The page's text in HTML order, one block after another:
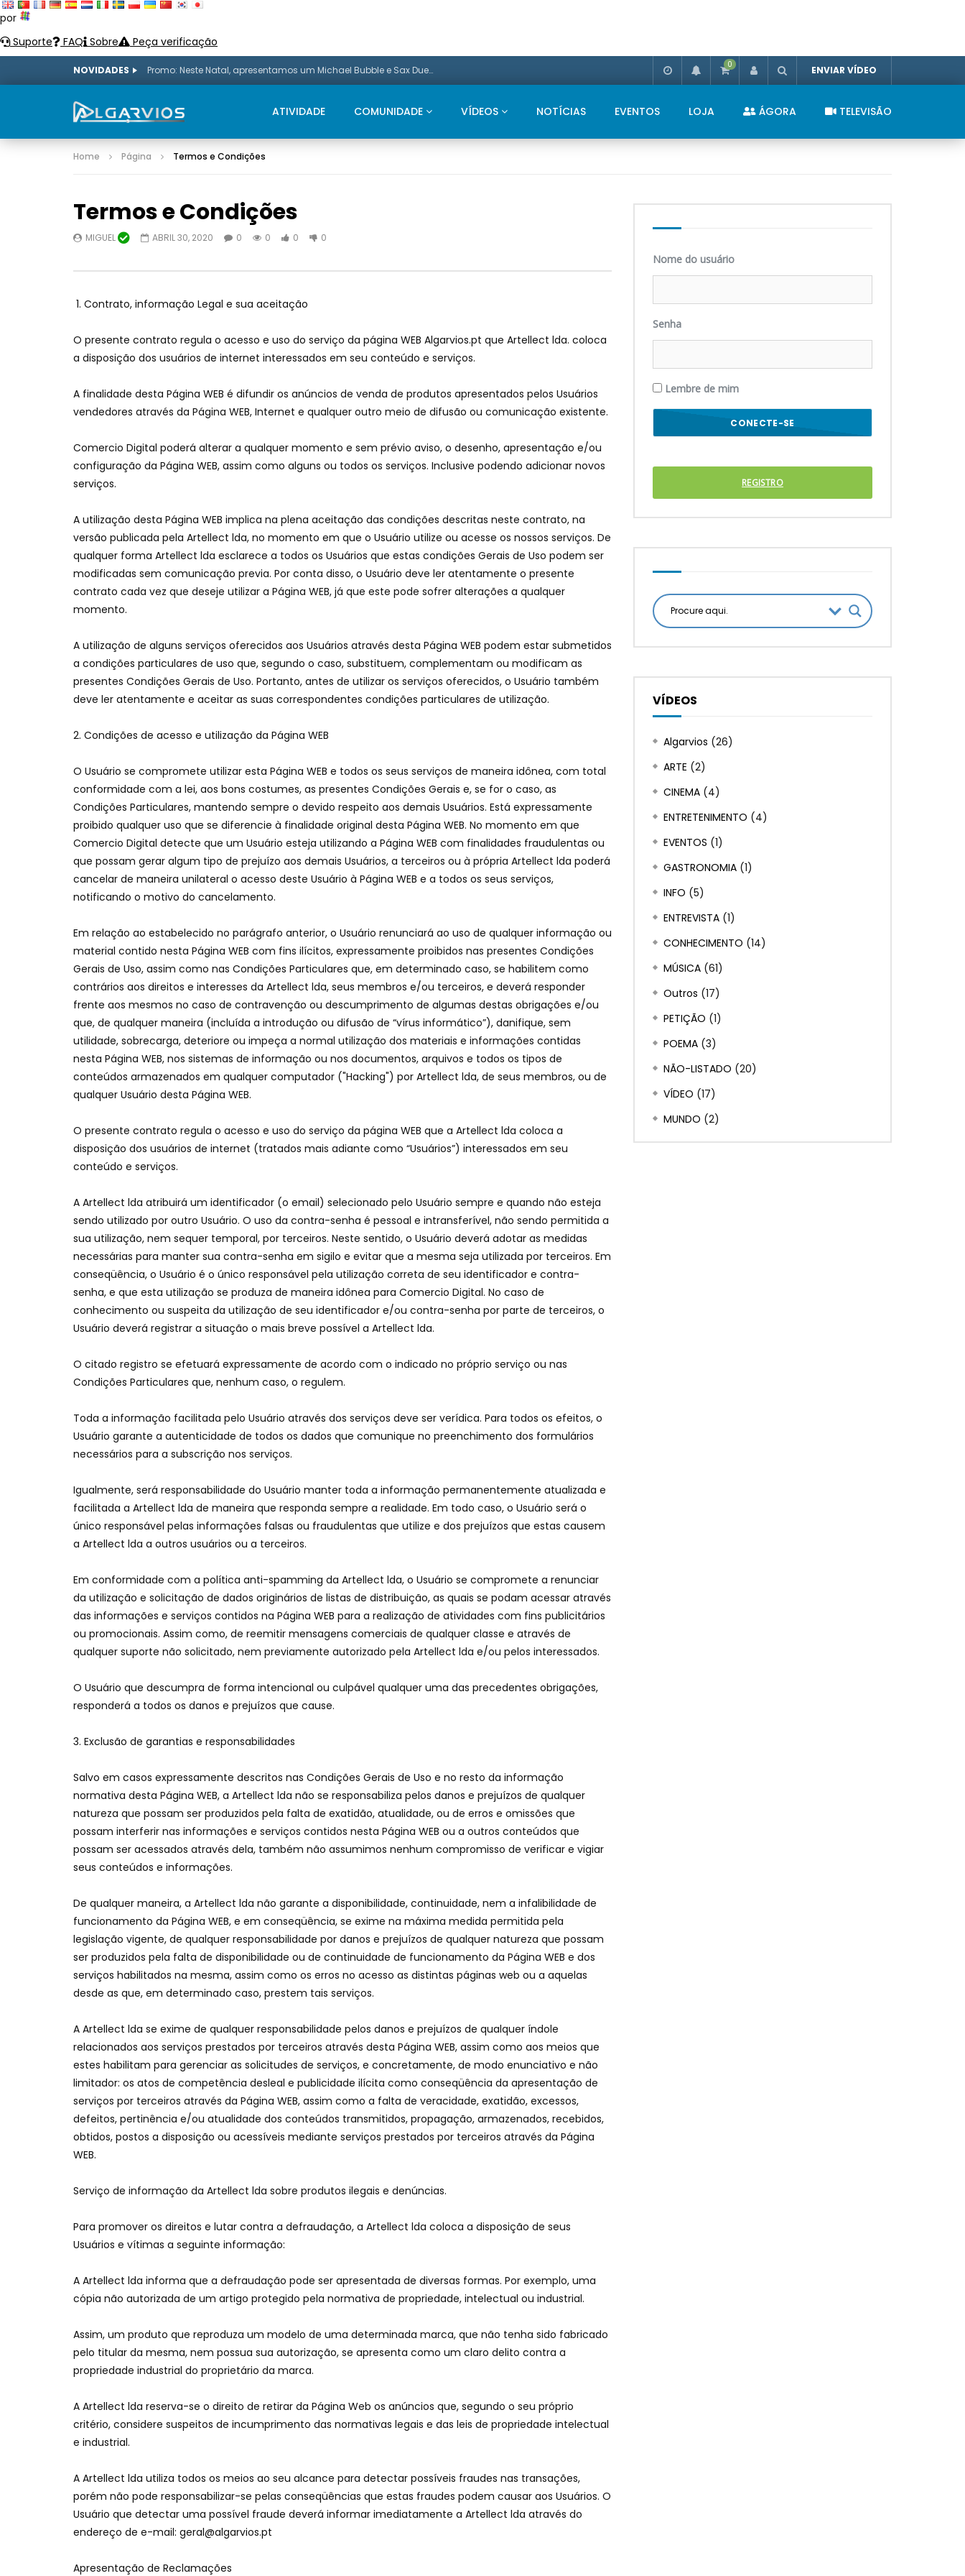
por
Suporte
FAQ Sobre Peça verificação
NOVIDADES Promo: Neste Natal, apresentamos um Michael Bubble e Sax Duets 0 ENVIAR VÍDEO
ATIVIDADE COMUNIDADE VÍDEOS NOTÍCIAS EVENTOS LOJA ÁGORA TELEVISÃO
Home Página Termos e Condições
Termos e Condições
MIGUEL ABRIL 30, 2020 0 0 0 0
Contrato, informação Legal e sua aceitação
O presente contrato regula o acesso e uso do serviço da página WEB Algarvios.pt que Artellect lda. coloca
a disposição dos usuários de internet interessados em seu conteúdo e serviços.
A finalidade desta Página WEB é difundir os anúncios de venda de produtos apresentados pelos Usuários
vendedores através da Página WEB, Internet e qualquer outro meio de difusão ou comunicação existente.
Comercio Digital poderá alterar a qualquer momento e sem prévio aviso, o desenho, apresentação e/ou
configuração da Página WEB, assim como alguns ou todos os serviços. Inclusive podendo adicionar novos
serviços.
A utilização desta Página WEB implica na plena aceitação das condições descritas neste contrato, na
versão publicada pela Artellect lda, no momento em que o Usuário utilize ou acesse os nossos serviços. De
qualquer forma Artellect lda esclarece a todos os Usuários que estas condições Gerais de Uso podem ser
modificadas sem comunicação previa. Por conta disso, o Usuário deve ler atentamente o presente
contrato cada vez que deseje utilizar a Página WEB, já que este pode sofrer alterações a qualquer
momento.
A utilização de alguns serviços oferecidos aos Usuários através desta Página WEB podem estar submetidos
a condições particulares de uso que, segundo o caso, substituem, complementam ou modificam as
presentes Condições Gerais de Uso. Portanto, antes de utilizar os serviços oferecidos, o Usuário também
deve ler atentamente e aceitar as suas correspondentes condições particulares de utilização.
Condições de acesso e utilização da Página WEB
O Usuário se compromete utilizar esta Página WEB e todos os seus serviços de maneira idônea, com total
conformidade com a lei, aos bons costumes, as presentes Condições Gerais e, se for o caso, as
Condições Particulares, mantendo sempre o devido respeito aos demais Usuários. Está expressamente
proibido qualquer uso que se diferencie à finalidade original desta Página WEB. No momento em que
Comercio Digital detecte que um Usuário esteja utilizando a Página WEB com finalidades fraudulentas ou
que possam gerar algum tipo de prejuízo aos demais Usuários, a terceiros ou à própria Artellect lda poderá
cancelar de maneira unilateral o acesso deste Usuário à Página WEB e a todos os seus serviços,
notificando o motivo do cancelamento.
Em relação ao estabelecido no parágrafo anterior, o Usuário renunciará ao uso de qualquer informação ou
material contido nesta Página WEB com fins ilícitos, expressamente proibidos nas presentes Condições
Gerais de Uso, assim como nas Condições Particulares que, em determinado caso, se habilitem como
contrários aos direitos e interesses da Artellect lda, seus membros e/ou terceiros, e deverá responder
frente aos mesmos no caso de contravenção ou descumprimento de algumas destas obrigações e/ou
que, de qualquer maneira (incluída a introdução ou difusão de “vírus informático”), danifique, sem
utilidade, sobrecarga, deteriore ou impeça a normal utilização dos materiais e informações contidas
nesta Página WEB, nos sistemas de informação ou nos documentos, arquivos e todos os tipos de
conteúdos armazenados em qualquer computador ("Hacking") por Artellect lda, de seus membros, ou de
qualquer Usuário desta Página WEB.
O presente contrato regula o acesso e uso do serviço da página WEB que a Artellect lda coloca a
disposição dos usuários de internet (tratados mais adiante como “Usuários”) interessados em seu
conteúdo e serviços.
A Artellect lda atribuirá um identificador (o email) selecionado pelo Usuário sempre e quando não esteja
sendo utilizado por outro Usuário. O uso da contra-senha é pessoal e intransferível, não sendo permitida a
sua utilização, nem sequer temporal, por terceiros. Neste sentido, o Usuário deverá adotar as medidas
necessárias para manter sua contra-senha em sigilo e evitar que a mesma seja utilizada por terceiros. Em
conseqüência, o Usuário é o único responsável pela utilização correta de seu identificador e contra-
senha, e que esta utilização se produza de maneira idônea para Comercio Digital. No caso de
conhecimento ou suspeita da utilização de seu identificador e/ou contra-senha por parte de terceiros, o
Usuário deverá registrar a situação o mais breve possível a Artellect lda.
O citado registro se efetuará expressamente de acordo com o indicado no próprio serviço ou nas
Condições Particulares que, nenhum caso, o regulem.
Toda a informação facilitada pelo Usuário através dos serviços deve ser verídica. Para todos os efeitos, o
Usuário garante a autenticidade de todos os dados que comunique no preenchimento dos formulários
necessários para a subscrição nos serviços.
Igualmente, será responsabilidade do Usuário manter toda a informação permanentemente atualizada e
facilitada a Artellect lda de maneira que responda sempre a realidade. Em todo caso, o Usuário será o
único responsável pelas informações falsas ou fraudulentas que utilize e dos prejuízos que estas causem
a Artellect lda a outros usuários ou a terceiros.
Em conformidade com a política anti-spamming da Artellect lda, o Usuário se compromete a renunciar
da utilização e solicitação de dados originários de listas de distribuição, as quais se podam acessar através
das informações e serviços contidos na Página WEB para a realização de atividades com fins publicitários
ou promocionais. Assim como, de reemitir mensagens comerciais de qualquer classe e através de
qualquer suporte não solicitado, nem previamente autorizado pela Artellect lda e/ou pelos interessados.
O Usuário que descumpra de forma intencional ou culpável qualquer uma das precedentes obrigações,
responderá a todos os danos e prejuízos que cause.
Exclusão de garantias e responsabilidades
Salvo em casos expressamente descritos nas Condições Gerais de Uso e no resto da informação
normativa desta Página WEB, a Artellect lda não se responsabiliza pelos danos e prejuízos de qualquer
natureza que possam ser produzidos pela falta de exatidão, atualidade, ou de erros e omissões que
possam interferir nas informações e serviços contidos nesta Página WEB ou a outros conteúdos que
possam ser acessados através dela, também não assumimos nenhum compromisso de verificar e vigiar
seus conteúdos e informações.
De qualquer maneira, a Artellect lda não garante a disponibilidade, continuidade, nem a infalibilidade de
funcionamento da Página WEB, e em conseqüência, se exime na máxima medida permitida pela
legislação vigente, de qualquer responsabilidade por danos e prejuízos de qualquer natureza que possam
ser produzidos pela falta de disponibilidade ou de continuidade de funcionamento da Página WEB e dos
serviços habilitados na mesma, assim como os erros no acesso as distintas páginas web ou a aquelas
desde as que, em determinado caso, prestem tais serviços.
A Artellect lda se exime de qualquer responsabilidade pelos danos e prejuízos de qualquer índole
relacionados aos serviços prestados por terceiros através desta Página WEB, assim como aos meios que
estes habilitam para gerenciar as solicitudes de serviços, e concretamente, de modo enunciativo e não
limitador: os atos de competência desleal e publicidade ilícita como conseqüência da apresentação de
serviços por terceiros através da Página WEB, assim como a falta de veracidade, exatidão, excessos,
defeitos, pertinência e/ou atualidade dos conteúdos transmitidos, propagação, armazenados, recebidos,
obtidos, postos a disposição ou acessíveis mediante serviços prestados por terceiros através da Página
WEB.
Serviço de informação da Artellect lda sobre produtos ilegais e denúncias.
Para promover os direitos e lutar contra a defraudação, a Artellect lda coloca a disposição de seus
Usuários e vítimas a seguinte informação:
A Artellect lda informa que a defraudação pode ser apresentada de diversas formas. Por exemplo, uma
cópia não autorizada de um artigo protegido pela normativa de propriedade, intelectual ou industrial.
Assim, um produto que reproduza um modelo de uma determinada marca, que não tenha sido fabricado
pelo titular da mesma, nem possua sua autorização, se apresenta como um claro delito contra a
propriedade industrial do proprietário da marca.
A Artellect lda reserva-se o direito de retirar da Página Web os anúncios que, segundo o seu próprio
critério, considere suspeitos de incumprimento das normativas legais e das leis de propriedade intelectual
e industrial.
A Artellect lda utiliza todos os meios ao seu alcance para detectar possíveis fraudes nas transações,
porém não pode responsabilizar-se pelas conseqüências que estas fraudes podem causar aos Usuários. O
Usuário que detectar uma possível fraude deverá informar imediatamente a Artellect lda através do
endereço de e-mail: geral@algarvios.pt
Apresentação de Reclamações
Nome do usuário
Senha
Lembre de mim
REGISTRO
VÍDEOS
Algarvios (26)
ARTE (2)
CINEMA (4)
ENTRETENIMENTO (4)
EVENTOS (1)
GASTRONOMIA (1)
INFO (5)
ENTREVISTA (1)
CONHECIMENTO (14)
MÚSICA (61)
Outros (17)
PETIÇÃO (1)
POEMA (3)
NÃO-LISTADO (20)
VÍDEO (17)
MUNDO (2)